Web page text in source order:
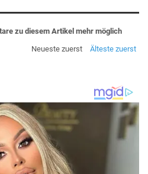
zu diesem Artikel mehr möglich
Neueste zuerst
Älteste zuerst